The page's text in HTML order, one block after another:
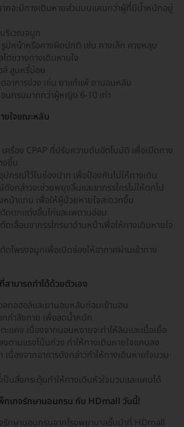
กจะมีทางเดินหายส่วนบนแคบกว่าผู้ที่มีน้ำหนักอยู่
ริเวณจมูก
หน้าหรือคางผิดปกติ เช่น คางเล็ก คางหลุบ
ขวางทางเดินหายใจ
สูบหรี่บ่อย
อาการง่วง เช่น ยาแก้แพ้ ยานอนหลับ
นกรนมากกว่าผู้หญิง 6-10 เท่า
ยใจขณะหลับ
ครื่อง CPAP ที่ปรับความดันอัตโนมัติ เพื่อเปิดทาง
ขึ้น
กรณ์ไว้ในช่องปาก เพื่อป้องกันไม่ให้ทางเดิน
กล่าวจะช่วยพยุงลิ้นและขากรรไกรไม่ให้ตกไป
น้าแทน เพื่อให้ผู้ป่วยหายใจสะดวกขึ้น
ดตกแต่งลิ้นไก่และเพดานอ่อน
เลื่อนขากรรไกรมาด้านหน้าเพื่อให้ทางเดินหายใจ
โพรงจมูกเพื่อเปิดช่องให้อากาศผ่านเข้าทาง
ามารถทำได้ด้วยตัวเอง
กอฮอล์และยานอนหลับก่อนเข้านอน
กำลังกาย เพื่อลดน้ำหนัก
แคง เนื่องจากนอนหงายจะทำให้ลินและเนื้อเยื่อ
ตามแรงโน้มถ่วง ทำให้ทางเดินหายใจแคบลง
นื่องจากอาการดังกล่าวทำให้ทางเดินหายใจบวม
นสิ่งกระตุ้นทำให้ทางเดินหัวใจบวมและแคบได้
เกจรักษานอนกรน กับ HDmall วันนี้!
รักษานอนกรนจากโรงพยาบาลชั้นนำที่ HDmall